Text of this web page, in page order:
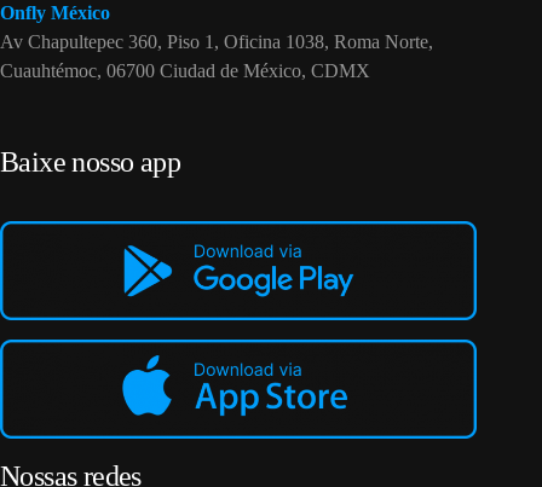
Onfly México
Av Chapultepec 360, Piso 1, Oficina 1038, Roma Norte,
Cuauhtémoc, 06700 Ciudad de México, CDMX
Baixe nosso app
Nossas redes